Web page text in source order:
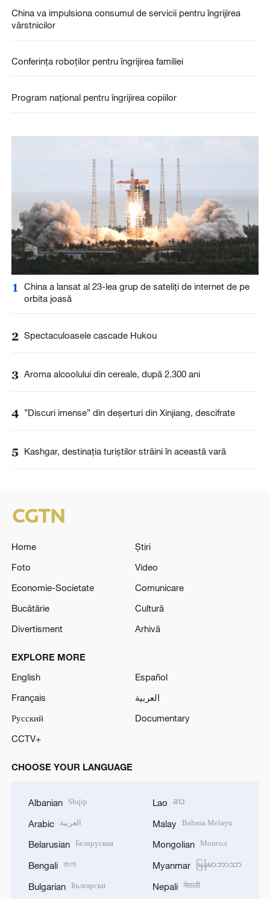
China va impulsiona consumul de servicii pentru îngrijirea
vârstnicilor
Conferința roboților pentru îngrijirea familiei
Program național pentru îngrijirea copiilor
1
China a lansat al 23-lea grup de sateliți de internet de pe
orbita joasă
2 Spectaculoasele cascade Hukou
3 Aroma alcoolului din cereale, după 2.300 ani
4 ”Discuri imense” din deșerturi din Xinjiang, descifrate
5 Kashgar, destinația turiștilor străini în această vară
Home
Știri
Foto
Video
Economie-Societate
Comunicare
Bucătărie
Cultură
Divertisment
Arhivă
EXPLORE MORE
English
Español
Français
العربية
Русский
Documentary
CCTV+
CHOOSE YOUR LANGUAGE
Albanian Shqip
Arabic العربية
Belarusian Беларуская
Bengali বাংলা
Bulgarian Български
Lao ລາວ
Malay Bahasa Melayu
Mongolian Монгол
Myanmar မြန်မာဘာသာ
Nepali नेपाली